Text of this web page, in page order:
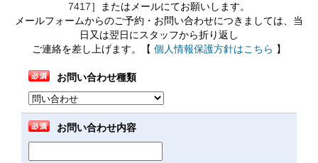
エアリアルヨガ マスターストレッチ
パーソナルトレーニング パーソナルストレッチ
ダンスエクササイズ エステ
料金表 Price
よくある質問
店舗紹介
お問い合わせ
スケジュール
7417］またはメールにてお願いします。
メールフォームからのご予約・お問い合わせにつきましては、当
日又は翌日にスタッフから折り返し
ご連絡を差し上げます。【 個人情報保護方針はこちら 】
お問い合わせ種類
お問い合わせ内容